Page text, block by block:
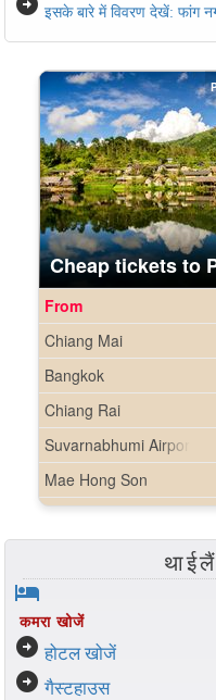
इसके बारे में विवरण देखें: फांग
hotel
कमरा खोजें
arrow_circle_right होटल खोजें
arrow_circle_right गैस्टहाउस